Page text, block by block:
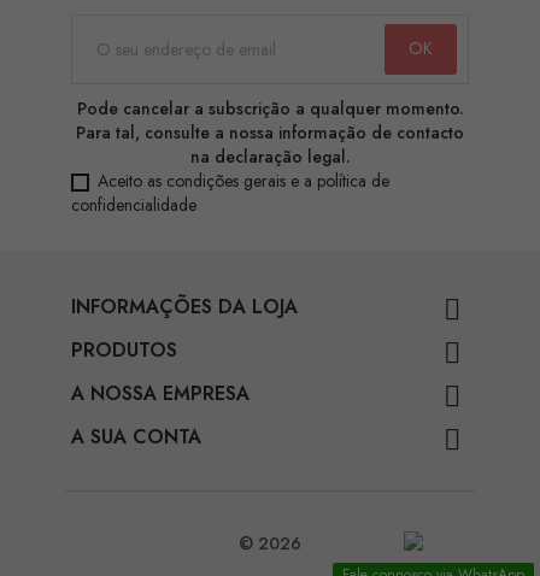
Pode cancelar a subscrição a qualquer momento.
Para tal, consulte a nossa informação de contacto
na declaração legal.
Aceito as condições gerais e a política de
confidencialidade
INFORMAÇÕES DA LOJA 
PRODUTOS 
A NOSSA EMPRESA 
A SUA CONTA 
© 2026